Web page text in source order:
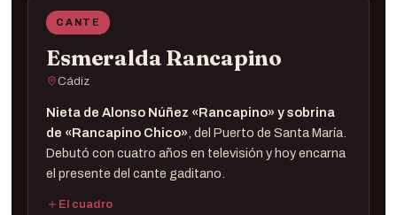
CANTE
Esmeralda Rancapino
Cádiz
Nieta de Alonso Núñez «Rancapino» y sobrina
de «Rancapino Chico» , del Puerto de Santa María.
Debutó con cuatro años en televisión y hoy encarna
el presente del cante gaditano.
El cuadro